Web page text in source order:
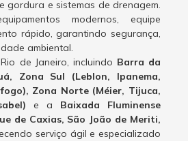
gordura e sistemas de drenagem.
modernos, equipe
rápido, garantindo segurança,
ambiental.
de Janeiro, incluindo Barra da
Zona Sul (Leblon, Ipanema,
Zona Norte (Méier, Tijuca,
e a Baixada Fluminense
de Caxias, São João de Meriti,
serviço ágil e especializado